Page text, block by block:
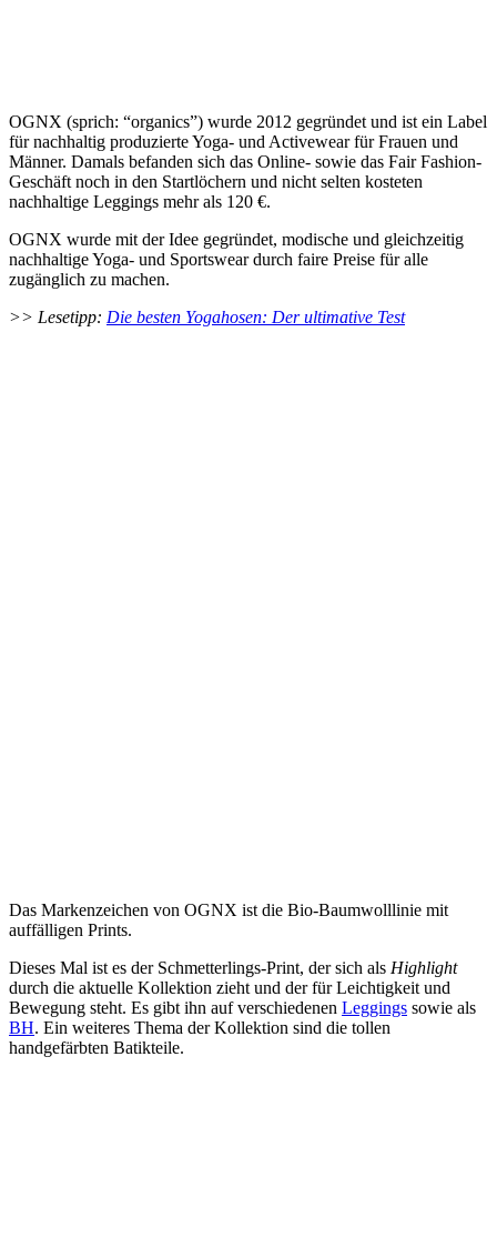
OGNX (sprich: “organics”) wurde 2012 gegründet und ist ein Label
für nachhaltig produzierte Yoga- und Activewear für Frauen und
Männer. Damals befanden sich das Online- sowie das Fair Fashion-
Geschäft noch in den Startlöchern und nicht selten kosteten
nachhaltige Leggings mehr als 120 €.
OGNX wurde mit der Idee gegründet, modische und gleichzeitig
nachhaltige Yoga- und Sportswear durch faire Preise für alle
zugänglich zu machen.
>> Lesetipp: Die besten Yogahosen: Der ultimative Test
Das Markenzeichen von OGNX ist die Bio-Baumwolllinie mit
auffälligen Prints.
Dieses Mal ist es der Schmetterlings-Print, der sich als Highlight
durch die aktuelle Kollektion zieht und der für Leichtigkeit und
Bewegung steht. Es gibt ihn auf verschiedenen Leggings sowie als
BH. Ein weiteres Thema der Kollektion sind die tollen
handgefärbten Batikteile.